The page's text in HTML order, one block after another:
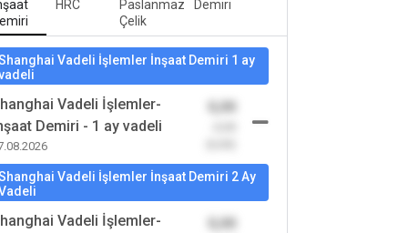
HRC
Paslanmaz
Çelik
Demiri
Vadeli İşlemler İnşaat Demiri 1 ay
Vadeli İşlemler-
Demiri - 1 ay vadeli
0,00
Vadeli İşlemler İnşaat Demiri 2 Ay
Vadeli İşlemler-
0,00